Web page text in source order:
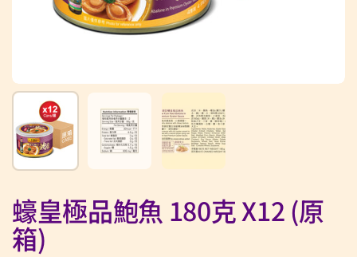
顯示投影片 1
蠔皇極品鮑魚 180克 X12 (原
箱)